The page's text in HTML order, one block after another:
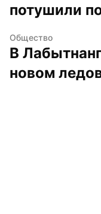
потушили
Общество
В
новом